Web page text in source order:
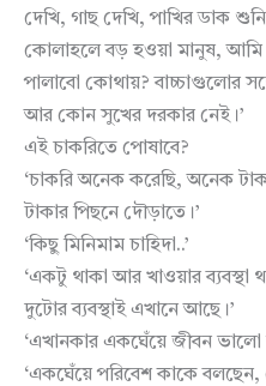
দেখি, গাছ দেখি, পাখির ডাক
কোলাহলে বড় হওয়া মানুষ, আমি
পালাবো কোথায়? বাচ্চাগুলোর
আর কোন সুখের দরকার নেই।’
এই চাকরিতে পোষাবে?
‘চাকরি অনেক করেছি, অনেক
টাকার পিছনে দৌড়াতে।’
‘কিছু মিনিমাম চাহিদা..’
‘একটু থাকা আর খাওয়ার
দুটোর ব্যবস্থাই এখানে আছে।’
‘এখানকার একঘেঁয়ে জীবন ভালো
‘একঘেঁয়ে পরিবেশ কাকে বলছেন,